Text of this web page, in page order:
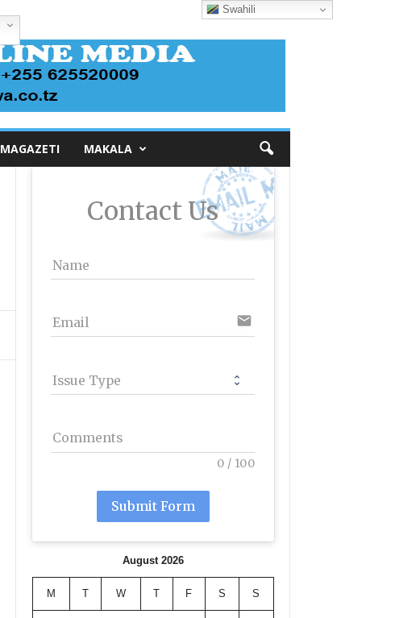
MAGAZETI MAKALA
Contact Us
Name
Email email
Issue Type
Comments
0 / 100
Submit Form
August 2026
M T W T F S S
Swahili